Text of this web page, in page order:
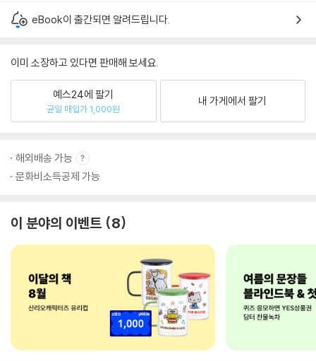
eBook이 출간되면 알려드립니다.
이미 소장하고 있다면 판매해 보세요.
예스24에 팔기
균일 매입가 1,000원
내 가게에서 팔기
해외배송 가능
문화비소득공제 가능
이 분야의 이벤트 8